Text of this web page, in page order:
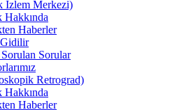
İzlem Merkezi)
Haberler
Gidilir
Sorulan Sorular
Retrograd)
Haberler